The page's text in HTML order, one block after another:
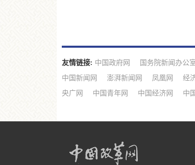
友情链接: 中国政府网 国务院新闻办公
中国新闻网
澎湃新闻网 凤凰网 经
央广网
中国青年网 中国经济网 中